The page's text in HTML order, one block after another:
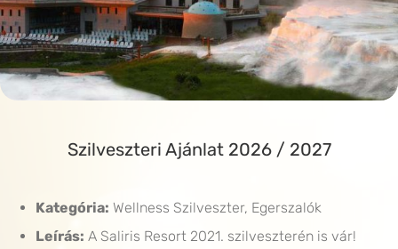
Szilveszteri Ajánlat 2026 / 2027
Kategória: Wellness Szilveszter, Egerszalók
Leírás: A Saliris Resort 2021. szilveszterén is vár!